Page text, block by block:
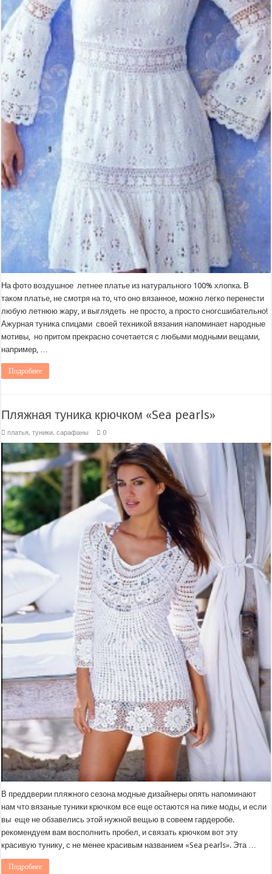
На фото воздушное летнее платье из натурального 100% хлопка. В
таком платье, не смотря на то, что оно вязанное, можно легко перенести
любую летнюю жару, и выглядеть не просто, а просто сногсшибательно!
Ажурная туника спицами своей техникой вязания напоминает народные
мотивы, но притом прекрасно сочетается с любыми модными вещами,
например, …
Подробнее
Пляжная туника крючком «Sea pearls»
платья, туники, сарафаны 0
В преддверии пляжного сезона модные дизайнеры опять напоминают
нам что вязаные туники крючком все еще остаются на пике моды, и если
вы еще не обзавелись этой нужной вещью в совеем гардеробе.
рекомендуем вам восполнить пробел, и связать крючком вот эту
красивую тунику, с не менее красивым названием «Sea pearls». Эта …
Подробнее